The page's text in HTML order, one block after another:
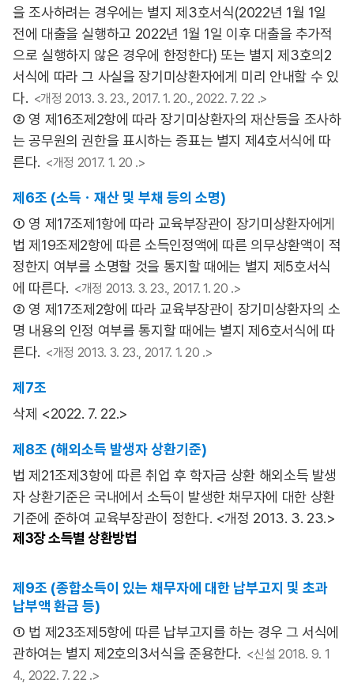
을 조사하려는 경우에는 별지 제3호서식(2022년 1월 1일
전에 대출을 실행하고 2022년 1월 1일 이후 대출을 추가적
으로 실행하지 않은 경우에 한정한다) 또는 별지 제3호의2
서식에 따라 그 사실을 장기미상환자에게 미리 안내할 수 있
다. <개정 2013. 3. 23., 2017. 1. 20., 2022. 7. 22 .>
② 영 제16조제2항에 따라 장기미상환자의 재산등을 조사하
는 공무원의 권한을 표시하는 증표는 별지 제4호서식에 따
른다. <개정 2017. 1. 20 .>
제6조 (소득ㆍ재산 및 부채 등의 소명)
① 영 제17조제1항에 따라 교육부장관이 장기미상환자에게
법 제19조제2항에 따른 소득인정액에 따른 의무상환액이 적
정한지 여부를 소명할 것을 통지할 때에는 별지 제5호서식
에 따른다. <개정 2013. 3. 23., 2017. 1. 20 .>
② 영 제17조제2항에 따라 교육부장관이 장기미상환자의 소
명 내용의 인정 여부를 통지할 때에는 별지 제6호서식에 따
른다. <개정 2013. 3. 23., 2017. 1. 20 .>
제7조
삭제 <2022. 7. 22.>
제8조 (해외소득 발생자 상환기준)
법 제21조제3항에 따른 취업 후 학자금 상환 해외소득 발생
자 상환기준은 국내에서 소득이 발생한 채무자에 대한 상환
기준에 준하여 교육부장관이 정한다. <개정 2013. 3. 23.>
제3장소득별 상환방법
제9조 (종합소득이 있는 채무자에 대한 납부고지 및 초과
납부액 환급 등)
① 법 제23조제5항에 따른 납부고지를 하는 경우 그 서식에
관하여는 별지 제2호의3서식을 준용한다. <신설 2018. 9. 1
4., 2022. 7. 22 .>